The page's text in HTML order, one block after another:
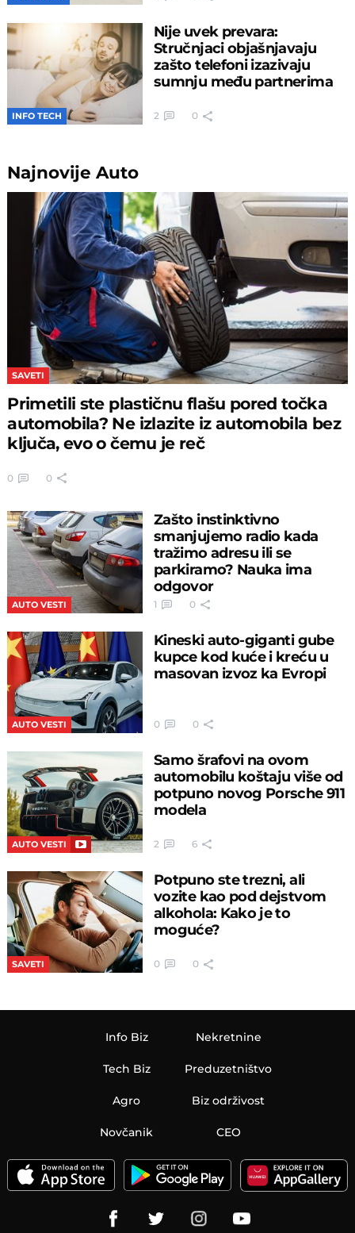
INFO TECH
Nije uvek prevara:
Stručnjaci objašnjavaju
zašto telefoni izazivaju
sumnju među partnerima
2 0
NajnovijeAuto
SAVETI
Primetili ste plastičnu flašu pored točka
automobila? Ne izlazite iz automobila bez
ključa, evo o čemu je reč
0 0
AUTO VESTI
Zašto instinktivno
smanjujemo radio kada
tražimo adresu ili se
parkiramo? Nauka ima
odgovor
1 0
AUTO VESTI
Kineski auto-giganti gube
kupce kod kuće i kreću u
masovan izvoz ka Evropi
0 0
AUTO VESTI
Samo šrafovi na ovom
automobilu koštaju više od
potpuno novog Porsche 911
modela
2 6
SAVETI
Potpuno ste trezni, ali
vozite kao pod dejstvom
alkohola: Kako je to
moguće?
0 0
Info Biz
Tech Biz
Agro
Nekretnine
Preduzetništvo
Biz održivost
Novčanik CEO